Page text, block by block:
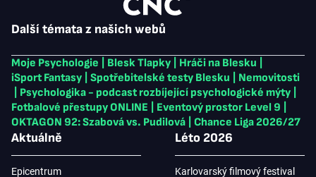
Další témata z našich webů
Moje Psychologie Blesk Tlapky Hráči na Blesku
iSport Fantasy
Spotřebitelské testy Blesku
Nemovitosti
Psychologika - podcast rozbíjející psychologické mýty
Fotbalové přestupy ONLINE
Eventový prostor Level 9
OKTAGON 92: Szabová vs. Pudilová
Chance Liga 2026/27
Aktuálně
Epicentrum
Léto 2026
Karlovarský filmový festival